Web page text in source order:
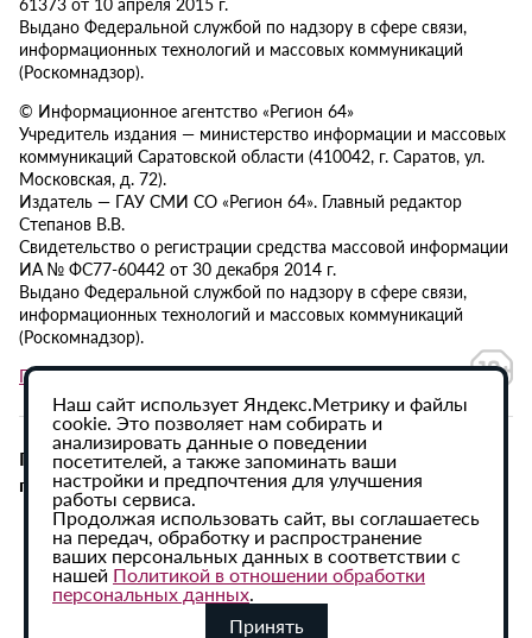
Выдано Федеральной службой по надзору в сфере связи,
информационных технологий и массовых коммуникаций
(Роскомнадзор).
© Информационное агентство «Регион 64»
Учредитель издания — министерство информации и массовых
коммуникаций Саратовской области (410042, г. Саратов, ул.
Московская, д. 72).
Издатель — ГАУ СМИ СО «Регион 64». Главный редактор
Степанов В.В.
Свидетельство о регистрации средства массовой информации
ИА № ФС77-60442 от 30 декабря 2014 г.
Выдано Федеральной службой по надзору в сфере связи,
информационных технологий и массовых коммуникаций
(Роскомнадзор).
Политика в отношении обработки персональных данных
При использовании материалов сайта активная
гиперссылка на ИА «Регион 64» обязательна.
Наш сайт использует Яндекс.Метрику и файлы
cookie. Это позволяет нам собирать и
анализировать данные о поведении
посетителей, а также запоминать ваши
настройки и предпочтения для улучшения
работы сервиса.
Продолжая использовать сайт, вы соглашаетесь
на передач, обработку и распространение
ваших персональных данных в соответствии с
нашей Политикой в отношении обработки
персональных данных.
Принять